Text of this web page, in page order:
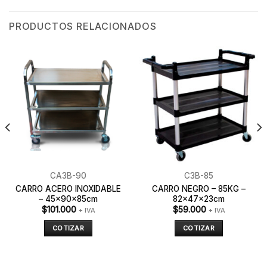
PRODUCTOS RELACIONADOS
CA3B-90
CARRO ACERO INOXIDABLE
– 45x90x85cm
$101.000 + IVA
COTIZAR
C3B-85
CARRO NEGRO – 85KG –
82x47x23cm
$59.000 + IVA
COTIZAR